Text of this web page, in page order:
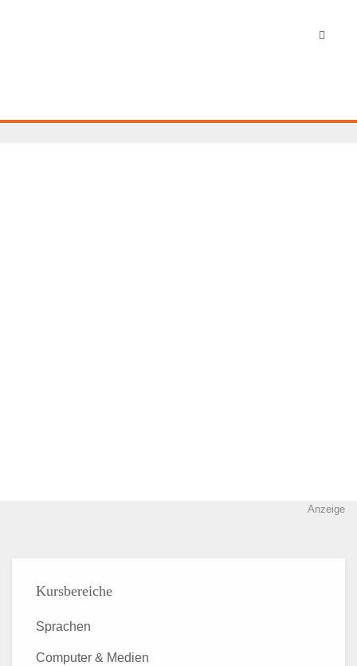
Anzeige
Kursbereiche
Sprachen
Computer & Medien